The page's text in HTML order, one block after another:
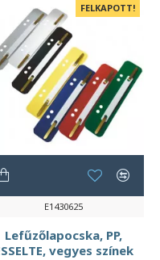
FELKAPOTT!
E1430625
Lefűzőlapocska, PP,
vegyes színek